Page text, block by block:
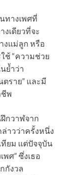
ทางเพศที่
เดียวที่จะ
งแม่ลูก หรือ
ช้ “ความช่วย
ย้ำว่า
ราย” และมี
ชีพ
กวาฬจาก
าวว่าครั้งหนึ่ง
ทียม แต่ปัจจุบัน
ศ” ซึ่งเธอ
กังวล